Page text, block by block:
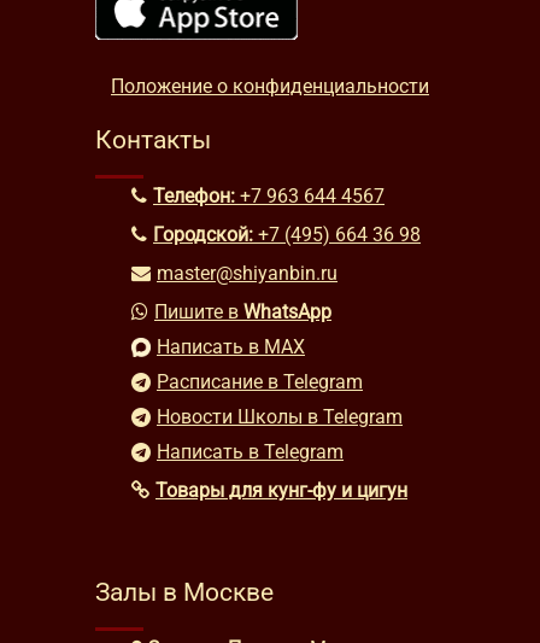
Положение о конфиденциальности
Контакты
Телефон: +7 963 644 4567
Городской: +7 (495) 664 36 98
master@shiyanbin.ru
Пишите в WhatsApp
Написать в MAX
Расписание в Telegram
Новости Школы в Telegram
Написать в Telegram
Товары для кунг-фу и цигун
Залы в Москве